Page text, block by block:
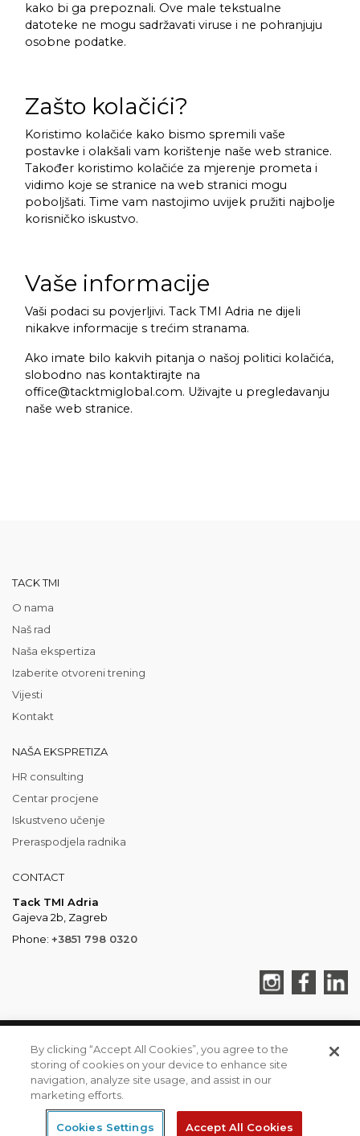
kako bi ga prepoznali. Ove male tekstualne
datoteke ne mogu sadržavati viruse i ne pohranjuju
osobne podatke.
Zašto kolačići?
Koristimo kolačiće kako bismo spremili vaše
postavke i olakšali vam korištenje naše web stranice.
Također koristimo kolačiće za mjerenje prometa i
vidimo koje se stranice na web stranici mogu
poboljšati. Time vam nastojimo uvijek pružiti najbolje
korisničko iskustvo.
Vaše informacije
Vaši podaci su povjerljivi. Tack TMI Adria ne dijeli
nikakve informacije s trećim stranama.
Ako imate bilo kakvih pitanja o našoj politici kolačića,
slobodno nas kontaktirajte na
office@tacktmiglobal.com. Uživajte u pregledavanju
naše web stranice.
TACK TMI
O nama
Naš rad
Naša ekspertiza
Izaberite otvoreni trening
Vijesti
Kontakt
NAŠA EKSPRETIZA
HR consulting
Centar procjene
Iskustveno učenje
Preraspodjela radnika
CONTACT
Tack TMI Adria
Gajeva 2b, Zagreb
Phone: +3851 798 0320
TACK TMI COPYRIGHT 2026. ALL RIGHTS RESERVED
Tack TMI Global
Gi Group Grafton Privatnost i kolačići
By clicking “Accept All Cookies”, you agree to the
storing of cookies on your device to enhance site
navigation, analyze site usage, and assist in our
marketing efforts.
Cookies Settings Accept All Cookies